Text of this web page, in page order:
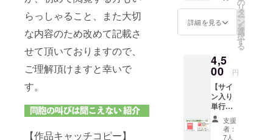
らっしゃること、また大切
な内容のため改めて記載さ
せて頂いておりますので、
ご理解頂けますと幸いで
す。
【作品キャッチコピー】
☆(1)ク
レジッ
字以内
で、備
必ずご
記入お
願いし
ます。
ご記入
本1巻
(電子)
データ
描き下
ろしお
礼イラ
スト
データ
(JPEG
・全
コース
皆さま
詳細を見る
の
リ
タ
ー
ン
を
選
択
す
る
4,5
00 円
【サイ
ン入り
単行本
コー
ス】 (1)
単行本1
支援
者：
7人